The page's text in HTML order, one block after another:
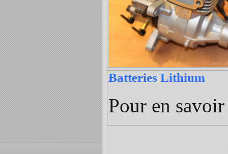
Batteries Lithium
Pour en